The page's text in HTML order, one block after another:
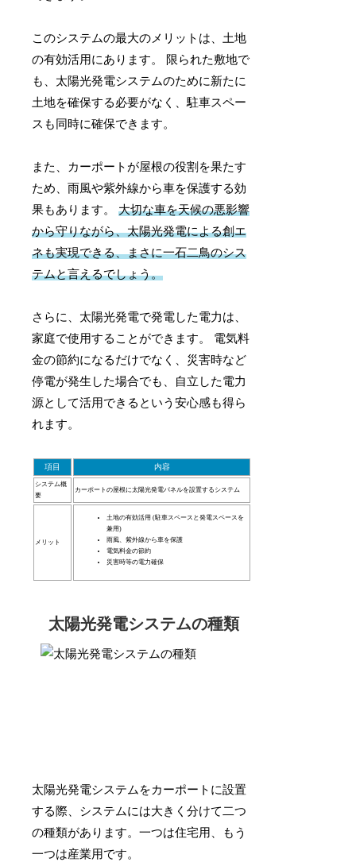
このシステムの最大のメリットは、土地
の有効活用にあります。 限られた敷地で
も、太陽光発電システムのために新たに
土地を確保する必要がなく、駐車スペー
スも同時に確保できます。
また、カーポートが屋根の役割を果たす
ため、雨風や紫外線から車を保護する効
果もあります。大切な車を天候の悪影響
から守りながら、太陽光発電による創エ
ネも実現できる、まさに一石二鳥のシス
テムと言えるでしょう。
さらに、太陽光発電で発電した電力は、
家庭で使用することができます。 電気料
金の節約になるだけでなく、災害時など
停電が発生した場合でも、自立した電力
源として活用できるという安心感も得ら
れます。
項目 内容
システム概
要
カーポートの屋根に太陽光発電パネルを設置するシステム
メリット
土地の有効活用 (駐車スペースと発電スペースを
兼用)
雨風、紫外線から車を保護
電気料金の節約
災害時等の電力確保
太陽光発電システムの種類
太陽光発電システムをカーポートに設置
する際、システムには大きく分けて二つ
の種類があります。一つは住宅用、もう
一つは産業用です。